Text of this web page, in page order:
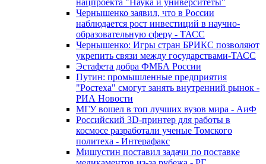
нацпроекта "Наука и университеты"
Чернышенко заявил, что в России
наблюдается рост инвестиций в научно-
образовательную сферу - ТАСС
Чернышенко: Игры стран БРИКС позволяют
укрепить связи между государствами-ТАСС
Эстафета добра ФМБА России
Путин: промышленные предприятия
"Ростеха" смогут занять внутренний рынок -
РИА Новости
МГУ вошел в топ лучших вузов мира - АиФ
Российский 3D-принтер для работы в
космосе разработали ученые Томского
политеха - Интерафакс
Мишустин поставил задачи по поставке